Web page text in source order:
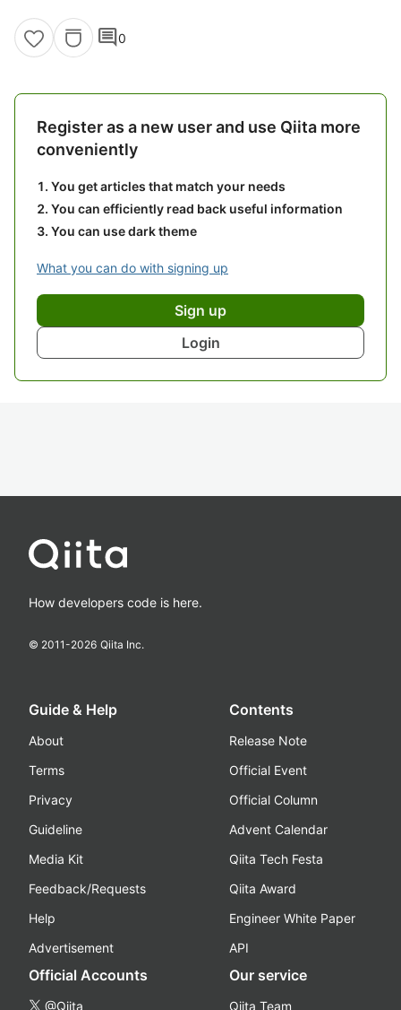
comment0
Register as a new user and use Qiita more
conveniently
You get articles that match your needs
You can efficiently read back useful information
You can use dark theme
What you can do with signing up
Sign up
Login
How developers code is here.
© 2011-2026 Qiita Inc.
Guide & Help
About
Terms
Privacy
Guideline
Media Kit
Feedback/Requests
Help
Advertisement
Contents
Release Note
Official Event
Official Column
Advent Calendar
Qiita Tech Festa
Qiita Award
Engineer White Paper
API
Official Accounts
@Qiita
Our service
Qiita Team